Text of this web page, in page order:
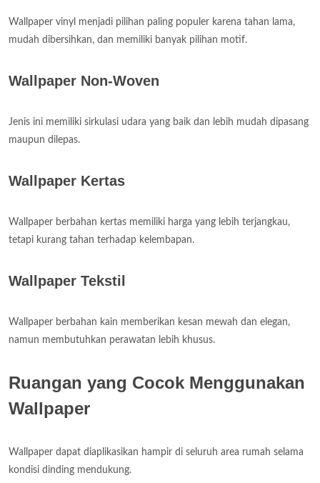
Wallpaper vinyl menjadi pilihan paling populer karena tahan lama,
mudah dibersihkan, dan memiliki banyak pilihan motif.
Wallpaper Non-Woven
Jenis ini memiliki sirkulasi udara yang baik dan lebih mudah dipasang
maupun dilepas.
Wallpaper Kertas
Wallpaper berbahan kertas memiliki harga yang lebih terjangkau,
tetapi kurang tahan terhadap kelembapan.
Wallpaper Tekstil
Wallpaper berbahan kain memberikan kesan mewah dan elegan,
namun membutuhkan perawatan lebih khusus.
Ruangan yang Cocok Menggunakan
Wallpaper
Wallpaper dapat diaplikasikan hampir di seluruh area rumah selama
kondisi dinding mendukung.